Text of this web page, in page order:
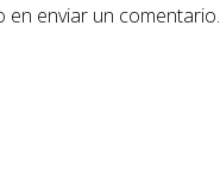
en enviar un comentario.